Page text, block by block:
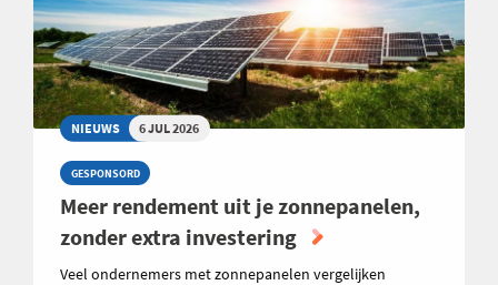
NIEUWS 6 JUL 2026
GESPONSORD
Meer rendement uit je zonnepanelen,
zonder extra investering
Veel ondernemers met zonnepanelen vergelijken